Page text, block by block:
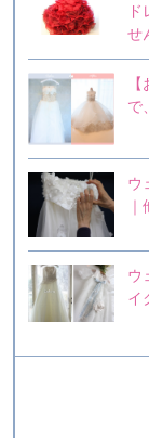
せ
で
ウ
ウ
イ